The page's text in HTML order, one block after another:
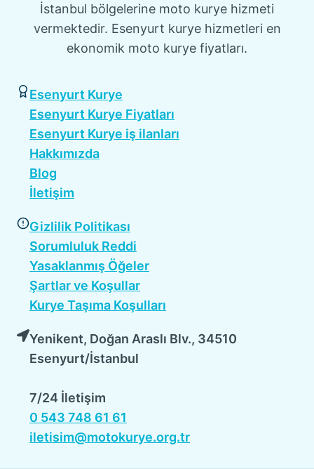
İstanbul bölgelerine moto kurye hizmeti
vermektedir. Esenyurt kurye hizmetleri en
ekonomik moto kurye fiyatları.
Esenyurt Kurye
Esenyurt Kurye Fiyatları
Esenyurt Kurye iş ilanları
Hakkımızda
Blog
İletişim
Gizlilik Politikası
Sorumluluk Reddi
Yasaklanmış Öğeler
Şartlar ve Koşullar
Kurye Taşıma Koşulları
Yenikent, Doğan Araslı Blv., 34510
Esenyurt/İstanbul
7/24 İletişim
0 543 748 61 61
iletisim@motokurye.org.tr